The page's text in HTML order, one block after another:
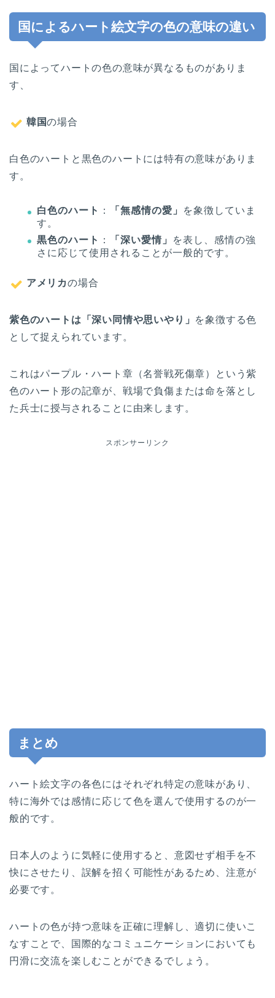
国によるハート絵文字の色の意味の違い
国によってハートの色の意味が異なるものがありま
す、
韓国の場合
白色のハートと黒色のハートには特有の意味がありま
す。
白色のハート ： 「無感情の愛」
を象徴していま
す。
黒色のハート
： 「深い愛情」
を表し、感情の強
さに応じて使用されることが一般的です。
アメリカの場合
紫色のハートは「深い同情や思いやり」 を象徴する色
として捉えられています。
これはパープル・ハート章（名誉戦死傷章）という紫
色のハート形の記章が、戦場で負傷または命を落とし
た兵士に授与されることに由来します。
スポンサーリンク
まとめ
ハート絵文字の各色にはそれぞれ特定の意味があり、
特に海外では感情に応じて色を選んで使用するのが一
般的です。
日本人のように気軽に使用すると、意図せず相手を不
快にさせたり、誤解を招く可能性があるため、注意が
必要です。
ハートの色が持つ意味を正確に理解し、適切に使いこ
なすことで、国際的なコミュニケーションにおいても
円滑に交流を楽しむことができるでしょう。